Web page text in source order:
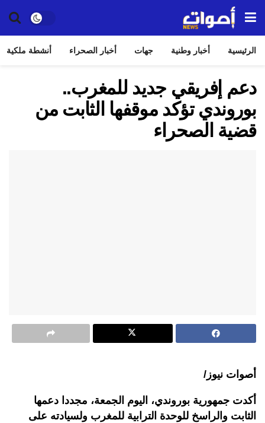
الرئيسية أخبار وطنية جهات أخبار الصحراء أنشطة ملكية
دعم إفريقي جديد للمغرب..
بوروندي تؤكد موقفها الثابت من
قضية الصحراء
أصوات نيوز/
أكدت جمهورية بوروندي، اليوم الجمعة، مجددا دعمها
الثابت والراسخ للوحدة الترابية للمغرب ولسيادته على